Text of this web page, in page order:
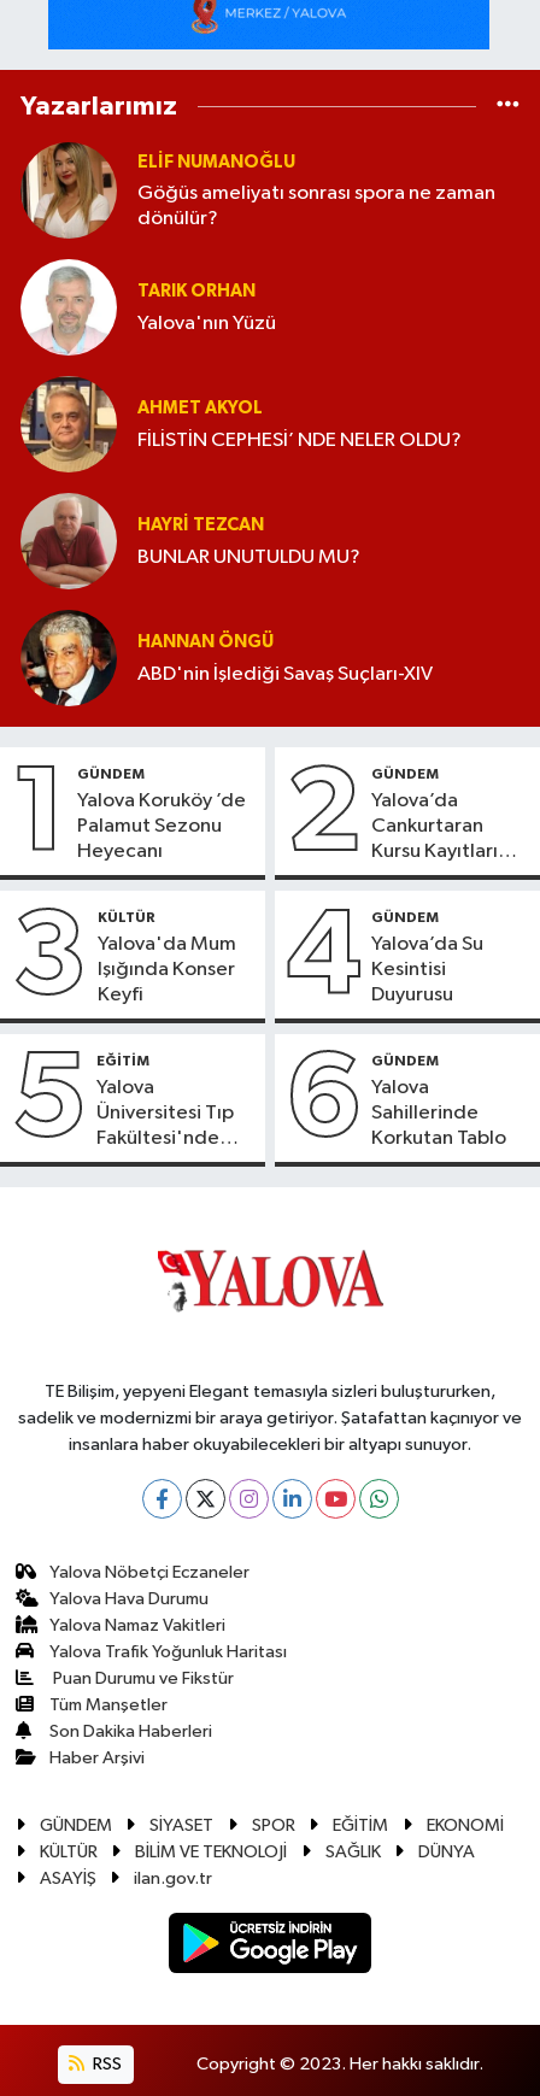
Yazarlarımız
ELİF NUMANOĞLU
Göğüs ameliyatı sonrası spora ne zaman
dönülür?
TARIK ORHAN
Yalova'nın Yüzü
AHMET AKYOL
FİLİSTİN CEPHESİ’ NDE NELER OLDU?
HAYRI TEZCAN
BUNLAR UNUTULDU MU?
HANNAN ÖNGÜ
ABD'nin İşlediği Savaş Suçları-XIV
1 GÜNDEM
Yalova Koruköy ’de
Palamut Sezonu
Heyecanı
2 GÜNDEM
Yalova’da
Cankurtaran
Kursu Kayıtları
Başladı
3 KÜLTÜR
Yalova'da Mum
Işığında Konser
Keyfi
4 GÜNDEM
Yalova’da Su
Kesintisi
Duyurusu
5 EĞİTİM
Yalova
Üniversitesi Tıp
Fakültesi'nde
Yeni Dönem
6 GÜNDEM
Yalova
Sahillerinde
Korkutan Tablo
TE Bilişim, yepyeni Elegant temasıyla sizleri buluştururken,
sadelik ve modernizmi bir araya getiriyor. Şatafattan kaçınıyor ve
insanlara haber okuyabilecekleri bir altyapı sunuyor.
Yalova Nöbetçi Eczaneler
Yalova Hava Durumu
Yalova Namaz Vakitleri
Yalova Trafik Yoğunluk Haritası
Puan Durumu ve Fikstür
Tüm Manşetler
Son Dakika Haberleri
Haber Arşivi
GÜNDEM SİYASET SPOR EĞİTİM
EKONOMİ
KÜLTÜR
BİLİM VE TEKNOLOJİ SAĞLIK
DÜNYA
ASAYİŞ
ilan.gov.tr
RSS Copyright © 2023. Her hakkı saklıdır.